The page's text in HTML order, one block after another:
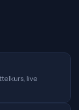
live